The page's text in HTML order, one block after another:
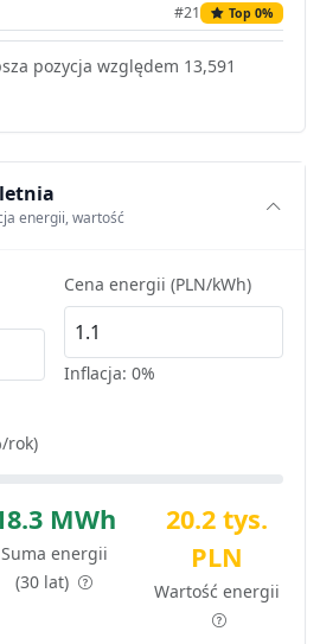
#21 Top 0%
pozycja względem 13,591
energii, wartość
Cena energii (PLN/kWh)
Inflacja: 0%
rok)
MWh
Suma energii
(30 lat)
20.2 tys.
PLN
Wartość energii